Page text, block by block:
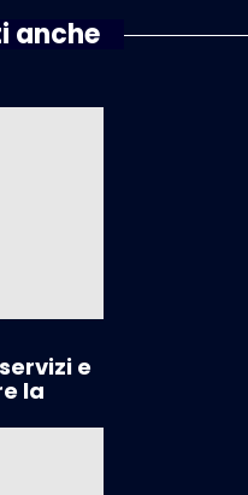
anche
e
la